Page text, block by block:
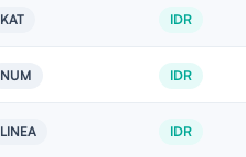
KAT IDR
NUM IDR
LINEA IDR